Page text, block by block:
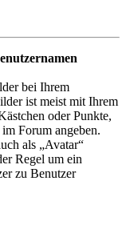
bei Ihrem
ist meist mit Ihrem
oder Punkte,
Forum angeben.
als „Avatar“
Regel um ein
zu Benutzer